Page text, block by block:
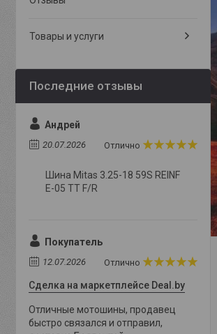
Товары и услуги
Андрей
20.07.2026 Отлично
Шина Mitas 3.25-18 59S REINF
E-05 TT F/R
Покупатель
12.07.2026 Отлично
Сделка на маркетплейсе Deal.by
Отличные мотошины, продавец
быстро связался и отправил,